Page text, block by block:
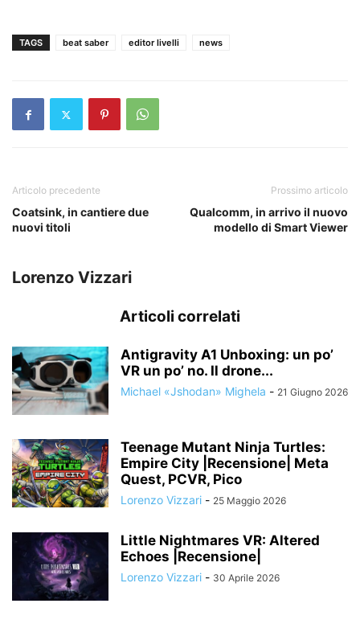
TAGS beat saber editor livelli news
Articolo precedente
Coatsink, in cantiere due
nuovi titoli
Prossimo articolo
Qualcomm, in arrivo il nuovo
modello di Smart Viewer
Lorenzo Vizzari
Articoli correlati
Antigravity A1 Unboxing: un po’
VR un po’ no. Il drone...
Michael «Jshodan» Mighela - 21 Giugno 2026
Teenage Mutant Ninja Turtles:
Empire City |Recensione| Meta
Quest, PCVR, Pico
Lorenzo Vizzari - 25 Maggio 2026
Little Nightmares VR: Altered
Echoes |Recensione|
Lorenzo Vizzari - 30 Aprile 2026